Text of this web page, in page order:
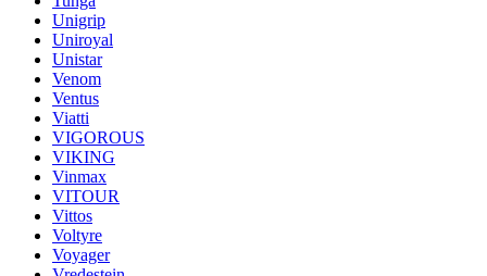
Unigrip
Uniroyal
Unistar
Venom
Ventus
Viatti
VIGOROUS
VIKING
Vinmax
VITOUR
Vittos
Voltyre
Voyager